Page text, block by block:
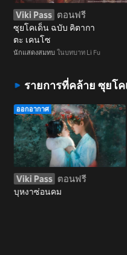
Viki Pass ตอนฟรี
ซุยโคเด็น ฉบับ คิตากา
ตะ เคนโซ
นักแสดงสมทบ ในบทบาท Li Fu
รายการที่คล้าย ซุยโ
ออกอากาศ
Viki Pass ตอนฟรี
บุหงาซ่อนคม